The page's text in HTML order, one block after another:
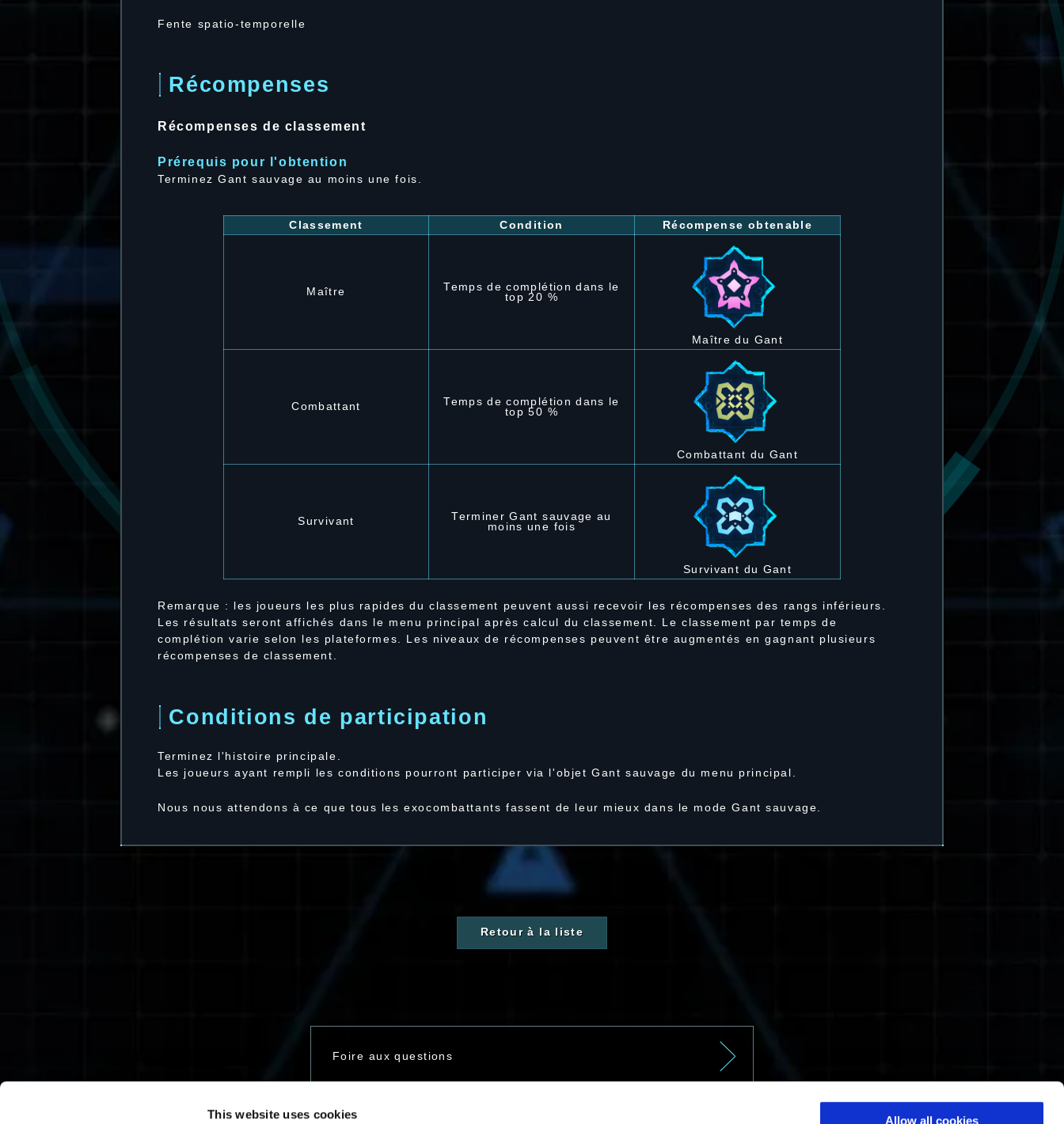
This website uses cookies Allow all cookies
Fente spatio-temporelle
Récompenses
Récompenses de classement
Prérequis pour l'obtention
Terminez Gant sauvage au moins une fois.
Classement Condition Récompense obtenable
Maître
Temps de complétion dans le
top 20 %
Maître du Gant
Combattant
Temps de complétion dans le
top 50 %
Combattant du Gant
Survivant
Terminer Gant sauvage au
moins une fois
Survivant du Gant
Remarque : les joueurs les plus rapides du classement peuvent aussi recevoir les récompenses des rangs inférieurs.
Les résultats seront affichés dans le menu principal après calcul du classement. Le classement par temps de
complétion varie selon les plateformes. Les niveaux de récompenses peuvent être augmentés en gagnant plusieurs
récompenses de classement.
Conditions de participation
Terminez l'histoire principale.
Les joueurs ayant rempli les conditions pourront participer via l'objet Gant sauvage du menu principal.
Nous nous attendons à ce que tous les exocombattants fassent de leur mieux dans le mode Gant sauvage.
Retour à la liste
Foire aux questions